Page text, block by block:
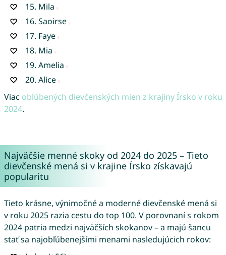
15. Mila
16. Saoirse
17. Faye
18. Mia
19. Amelia
20. Alice
Viac obľúbených dievčenských mien z krajiny Írsko v roku
2024.
Najväčšie menné skoky od 2024 do 2025 – Tieto
dievčenské mená si v krajine Írsko získavajú
popularitu
Tieto krásne, výnimočné a moderné dievčenské mená si
v roku 2025 razia cestu do top 100. V porovnaní s rokom
2024 patria medzi najväčších skokanov – a majú šancu
stať sa najobľúbenejšími menami nasledujúcich rokov: